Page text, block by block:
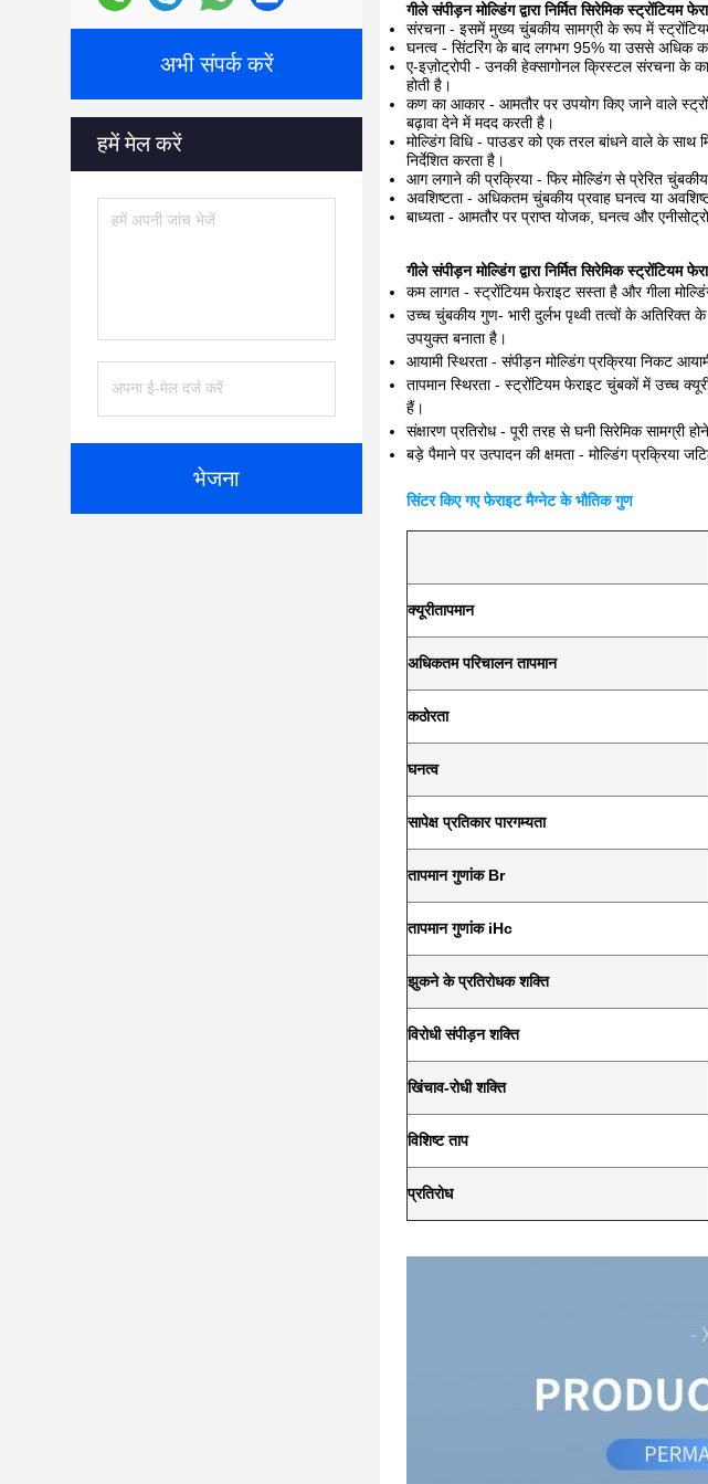
अभी संपर्क करें
हमें मेल करें
भेजना
गीले संपीड़न मोल्डिंग द्वारा निर्मित सिरेमिक स्ट्रोंटियम
संरचना - इसमें मुख्य चुंबकीय सामग्री के रूप में
घनत्व - सिंटरिंग के बाद लगभग 95% या उससे अधिक
ए-इज़ोट्रोपी - उनकी हेक्सागोनल क्रिस्टल संरचना के
होती है।
कण का आकार - आमतौर पर उपयोग किए जाने वाले
बढ़ावा देने में मदद करती है।
मोल्डिंग विधि - पाउडर को एक तरल बांधने वाले के साथ
निर्देशित करता है।
आग लगाने की प्रक्रिया - फिर मोल्डिंग से प्रेरित
अवशिष्टता - अधिकतम चुंबकीय प्रवाह घनत्व या
बाध्यता - आमतौर पर प्राप्त योजक, घनत्व और
गीले संपीड़न मोल्डिंग द्वारा निर्मित सिरेमिक
कम लागत - स्ट्रोंटियम फेराइट सस्ता है और गीला
उच्च चुंबकीय गुण- भारी दुर्लभ पृथ्वी तत्वों के
उपयुक्त बनाता है।
आयामी स्थिरता - संपीड़न मोल्डिंग प्रक्रिया निकट
तापमान स्थिरता - स्ट्रोंटियम फेराइट चुंबकों में उच्च
हैं।
संक्षारण प्रतिरोध - पूरी तरह से घनी सिरेमिक
बड़े पैमाने पर उत्पादन की क्षमता - मोल्डिंग प्रक्रिया
सिंटर किए गए फेराइट मैग्नेट के भौतिक गुण
क्यूरीतापमान
अधिकतम परिचालन तापमान
कठोरता
घनत्व
सापेक्ष प्रतिकार पारगम्यता
तापमान गुणांक Br
तापमान गुणांक iHc
झुकने के प्रतिरोधक शक्ति
विरोधी संपीड़न शक्ति
खिंचाव-रोधी शक्ति
विशिष्ट ताप
प्रतिरोध